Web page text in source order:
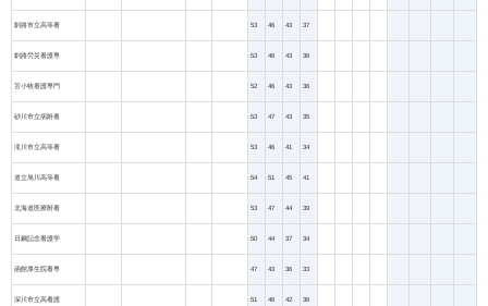
釧路市立高等看 53 46 43 37
釧路労災看護専 53 46 43 36
苫小牧看護専門 52 46 43 36
砂川市立病附看 53 47 43 35
滝川市立高等看 53 46 41 34
道立旭川高等看 54 51 45 41
北海道医療附看 53 47 44 39
日鋼記念看護学 50 44 37 34
函館厚生院看専 47 43 36 33
深川市立高看護 51 46 42 36